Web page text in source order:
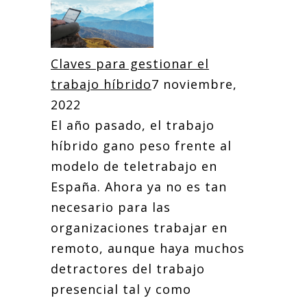
Claves para gestionar el
trabajo híbrido7 noviembre,
2022
El año pasado, el trabajo
híbrido gano peso frente al
modelo de teletrabajo en
España. Ahora ya no es tan
necesario para las
organizaciones trabajar en
remoto, aunque haya muchos
detractores del trabajo
presencial tal y como